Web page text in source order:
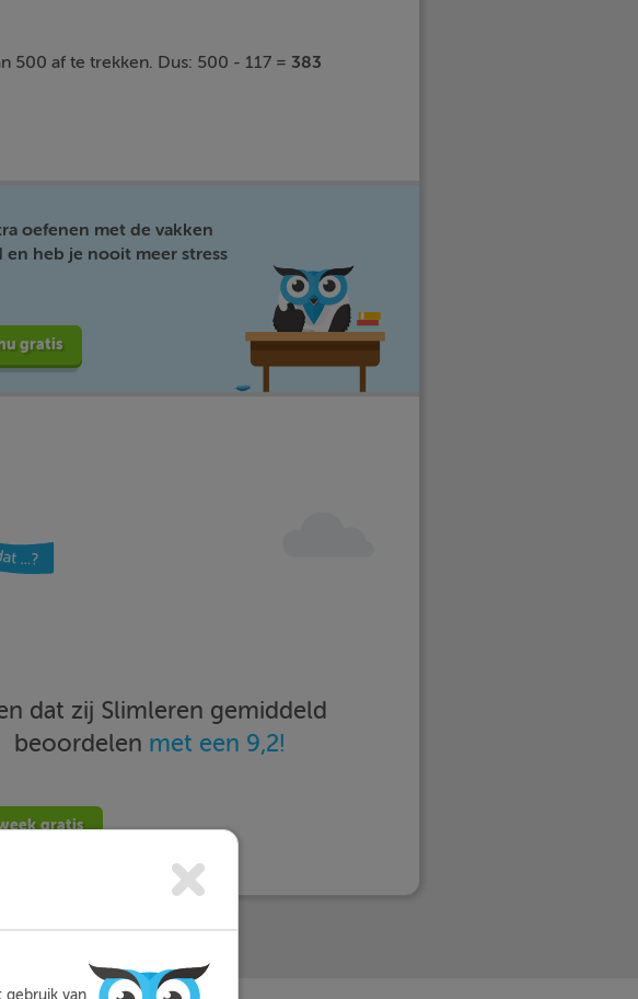
500 af te trekken. Dus: 500 - 117 = 383
oefenen met de vakken
heb je nooit meer stress
gratis
dat zij Slimleren gemiddeld
beoordelen met een 9,2!
gratis
van